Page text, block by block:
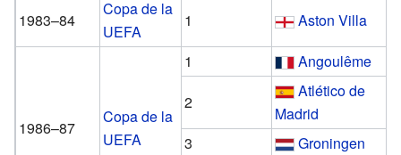
1983–84
Copa de la
UEFA
1 Aston Villa
1986–87
Copa de la
UEFA
1
Angoulême
2
Atlético de
Madrid
3
Groningen